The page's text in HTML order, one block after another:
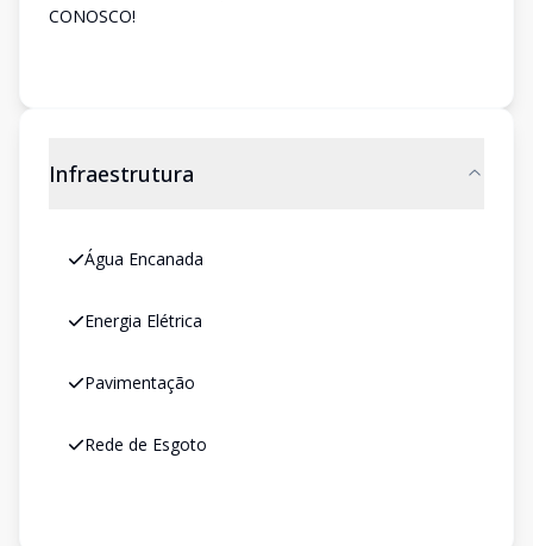
CONOSCO!
Infraestrutura
Água Encanada
Energia Elétrica
Pavimentação
Rede de Esgoto